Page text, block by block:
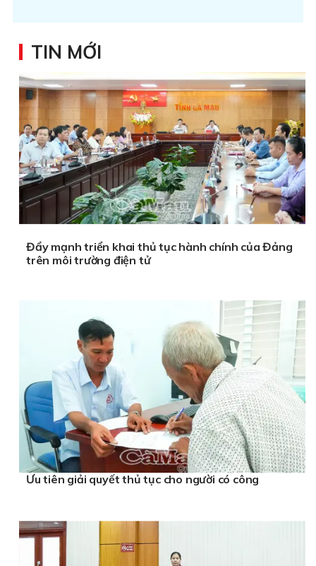
TIN MỚI
Đẩy mạnh triển khai thủ tục hành chính của Đảng
trên môi trường điện tử
Ưu tiên giải quyết thủ tục cho người có công